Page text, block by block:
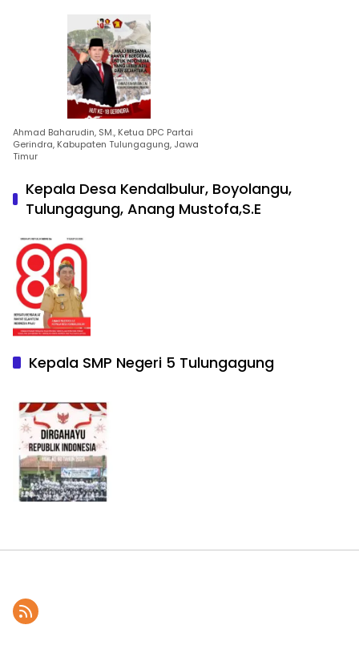
Ahmad Baharudin, SM., Ketua DPC Partai
Gerindra, Kabupaten Tulungagung, Jawa
Timur
Kepala Desa Kendalbulur, Boyolangu,
Tulungagung, Anang Mustofa,S.E
Kepala SMP Negeri 5 Tulungagung